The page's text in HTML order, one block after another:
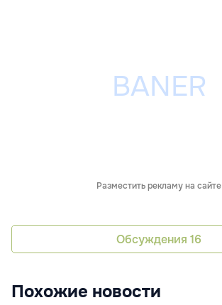
Разместить рекламу на сайте
Обсуждения 16
Похожие новости